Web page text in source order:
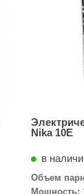
Nika 10E
в
Объем
Мощность: